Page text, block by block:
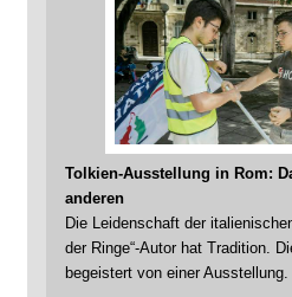
Tolkien-Ausstellung in Rom:
anderen
Die Leidenschaft der
der Ringe“-Autor hat Tradition.
begeistert von einer Ausstellung.